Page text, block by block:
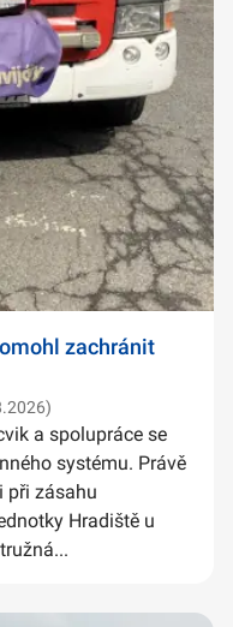
zachránit
a spolupráce se
systému. Právě
při zásahu
Hradiště u